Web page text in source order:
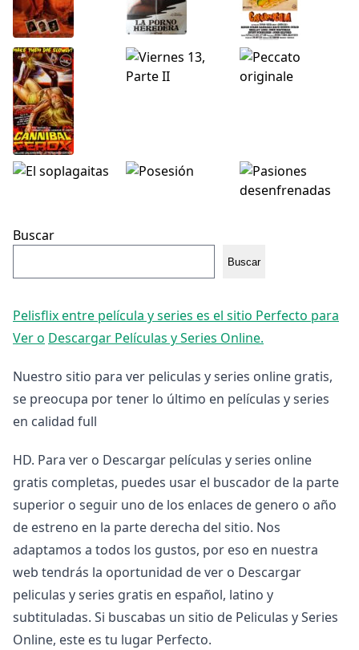
Buscar
Buscar
Pelisflix entre película y series es el sitio Perfecto para
Ver o Descargar Películas y Series Online.
Nuestro sitio para ver peliculas y series online gratis,
se preocupa por tener lo último en películas y series
en calidad full
HD. Para ver o Descargar películas y series online
gratis completas, puedes usar el buscador de la parte
superior o seguir uno de los enlaces de genero o año
de estreno en la parte derecha del sitio. Nos
adaptamos a todos los gustos, por eso en nuestra
web tendrás la oportunidad de ver o Descargar
peliculas y series gratis en español, latino y
subtituladas. Si buscabas un sitio de Peliculas y Series
Online, este es tu lugar Perfecto.